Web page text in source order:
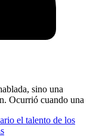
sino una
Ocurrió cuando una